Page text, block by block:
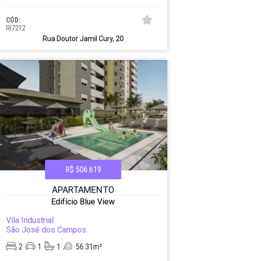
CÓD:
RI7212
Rua Doutor Jamil Cury, 20
R$ 506.619
APARTAMENTO
Edifício Blue View
Vila Industrial
São José dos Campos
2
1 1 56.31m²